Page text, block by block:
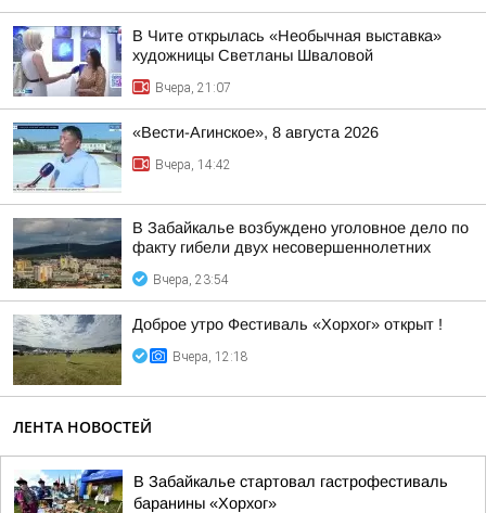
В Чите открылась «Необычная выставка»
художницы Светланы Шваловой
Вчера, 21:07
«Вести-Агинское», 8 августа 2026
Вчера, 14:42
В Забайкалье возбуждено уголовное дело по
факту гибели двух несовершеннолетних
Вчера, 23:54
Доброе утро Фестиваль «Хорхог» открыт !
Вчера, 12:18
ЛЕНТА НОВОСТЕЙ
В Забайкалье стартовал гастрофестиваль
баранины «Хорхог»